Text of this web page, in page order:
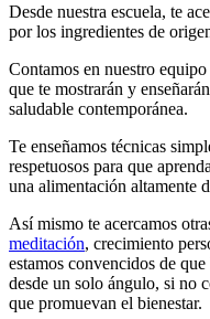
Desde nuestra escuela, te
por los ingredientes de
Contamos en nuestro
que te mostrarán y
saludable contemporánea.
Te enseñamos técnicas
respetuosos para que
una alimentación altamente
Así mismo te acercamos
meditación, crecimiento
estamos convencidos de
desde un solo ángulo, si no
que promuevan el bienestar.